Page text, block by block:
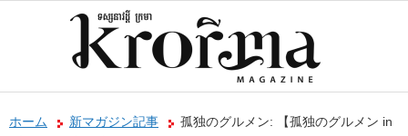
ホーム 新マガジン記事
孤独のグルメン: 【孤独のグルメン in